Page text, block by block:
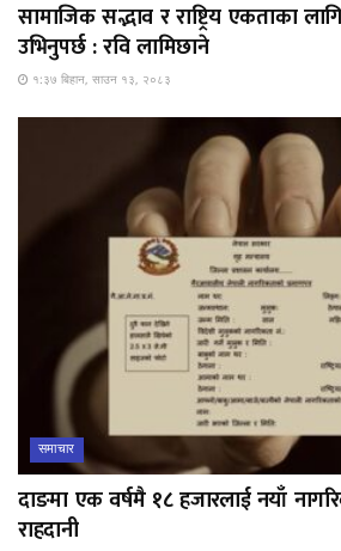
सामाजिक सद्भाव र राष्ट्रिय एकताका
उभिनुपर्छ : रवि लामिछाने
१:३७ बिहान, साउन १३, २०८३
समाचार
दाङमा एक वर्षमै १८ हजारलाई नयाँ
राहदानी